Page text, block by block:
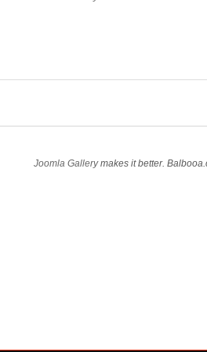
Joomla Gallerymakes it better.